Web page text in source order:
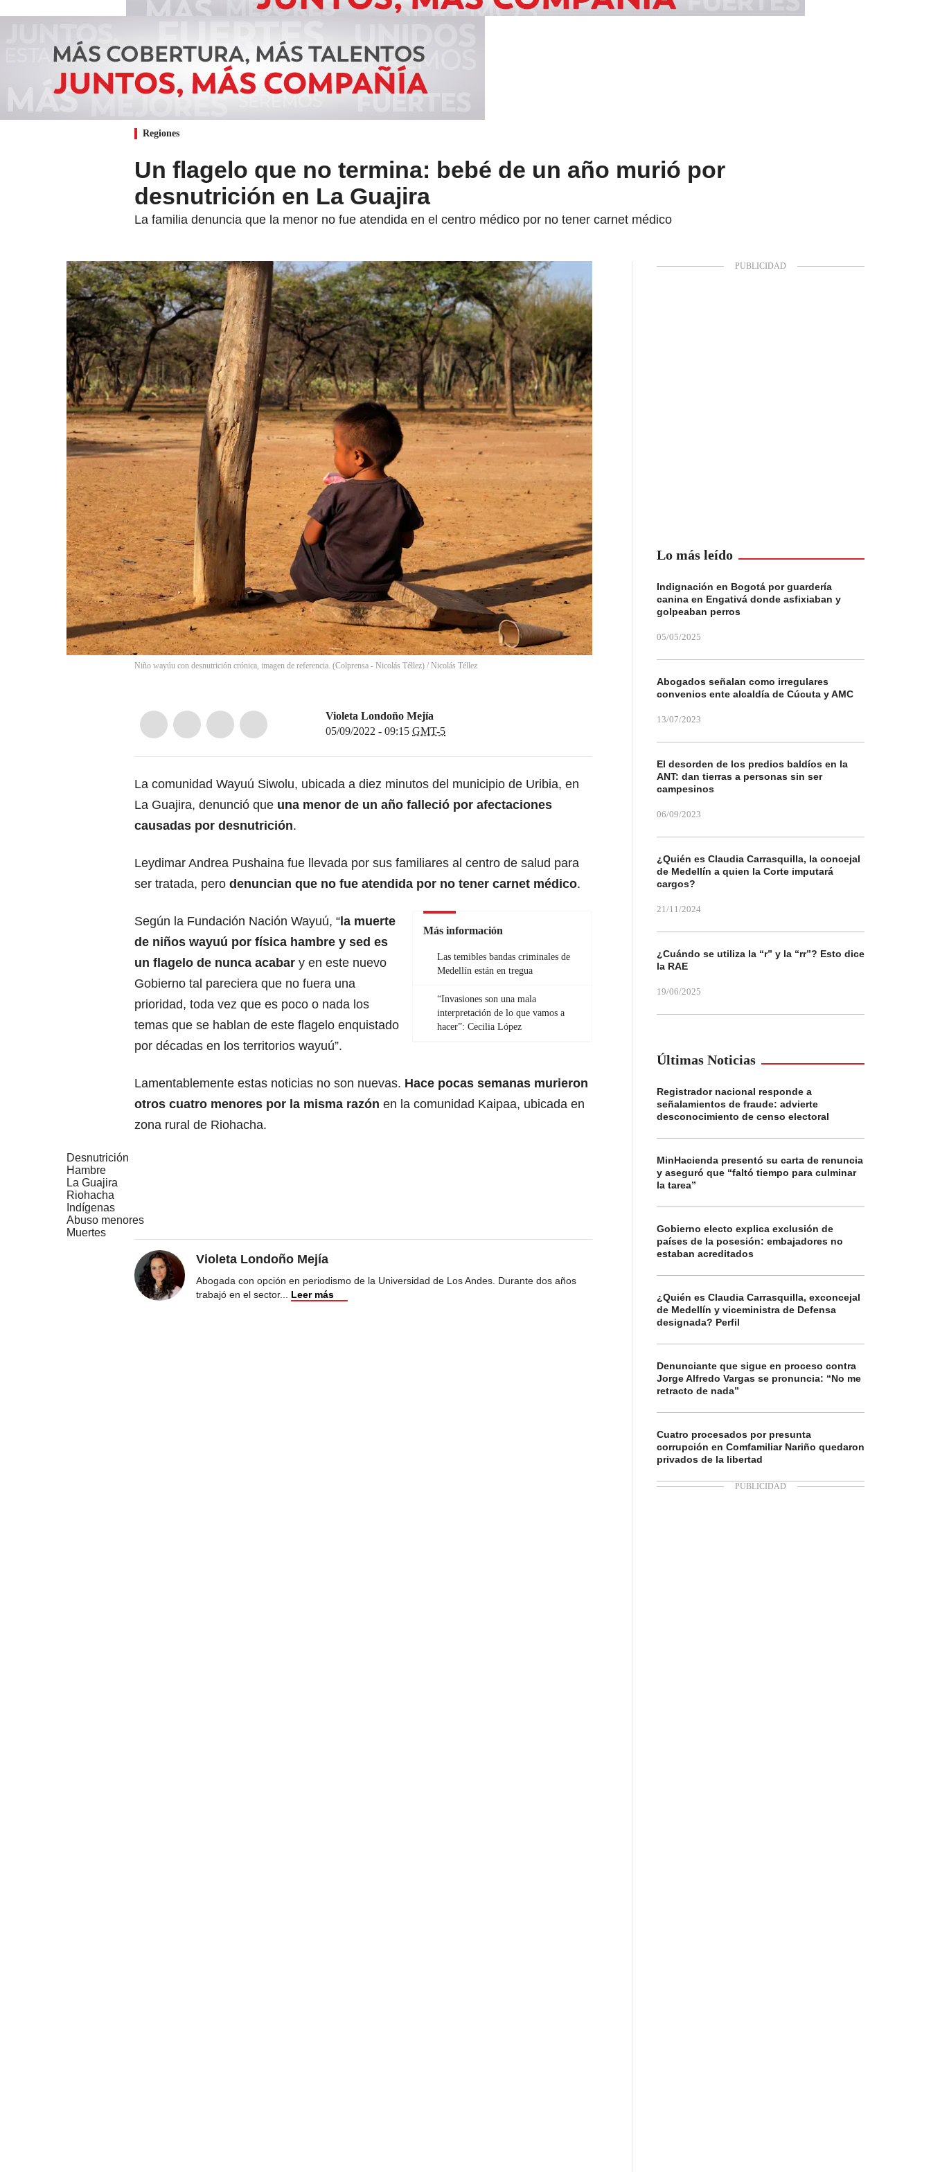
Regiones
Un flagelo que no termina: bebé de un año murió por
desnutrición en La Guajira
La familia denuncia que la menor no fue atendida en el centro médico por no tener carnet médico
Niño wayúu con desnutrición crónica, imagen de referencia. (Colprensa - Nicolás Téllez) / Nicolás Téllez
Violeta Londoño Mejía
05/09/2022 - 09:15 GMT-5
La comunidad Wayuú Siwolu, ubicada a diez minutos del municipio de Uribia, en
La Guajira, denunció que una menor de un año falleció por afectaciones
causadas por desnutrición.
Leydimar Andrea Pushaina fue llevada por sus familiares al centro de salud para
ser tratada, pero denuncian que no fue atendida por no tener carnet médico.
Más información
Las temibles bandas criminales de
Medellín están en tregua
“Invasiones son una mala
interpretación de lo que vamos a
hacer”: Cecilia López
Según la Fundación Nación Wayuú, “ la muerte
de niños wayuú por física hambre y sed es
un flagelo de nunca acabar y en este nuevo
Gobierno tal pareciera que no fuera una
prioridad, toda vez que es poco o nada los
temas que se hablan de este flagelo enquistado
por décadas en los territorios wayuú”.
Lamentablemente estas noticias no son nuevas. Hace pocas semanas murieron
otros cuatro menores por la misma razón en la comunidad Kaipaa, ubicada en
zona rural de Riohacha.
Desnutrición
Hambre
La Guajira
Riohacha
Indígenas
Abuso menores
Muertes
Violeta Londoño Mejía
Abogada con opción en periodismo de la Universidad de Los Andes. Durante dos años
trabajó en el sector... Leer más
Lo más leído
Indignación en Bogotá por guardería
canina en Engativá donde asfixiaban y
golpeaban perros
05/05/2025
Abogados señalan como irregulares
convenios ente alcaldía de Cúcuta y AMC
13/07/2023
El desorden de los predios baldíos en la
ANT: dan tierras a personas sin ser
campesinos
06/09/2023
¿Quién es Claudia Carrasquilla, la concejal
de Medellín a quien la Corte imputará
cargos?
21/11/2024
¿Cuándo se utiliza la “r” y la “rr”? Esto dice
la RAE
19/06/2025
Últimas Noticias
Registrador nacional responde a
señalamientos de fraude: advierte
desconocimiento de censo electoral
MinHacienda presentó su carta de renuncia
y aseguró que “faltó tiempo para culminar
la tarea”
Gobierno electo explica exclusión de
países de la posesión: embajadores no
estaban acreditados
¿Quién es Claudia Carrasquilla, exconcejal
de Medellín y viceministra de Defensa
designada? Perfil
Denunciante que sigue en proceso contra
Jorge Alfredo Vargas se pronuncia: “No me
retracto de nada”
Cuatro procesados por presunta
corrupción en Comfamiliar Nariño quedaron
privados de la libertad